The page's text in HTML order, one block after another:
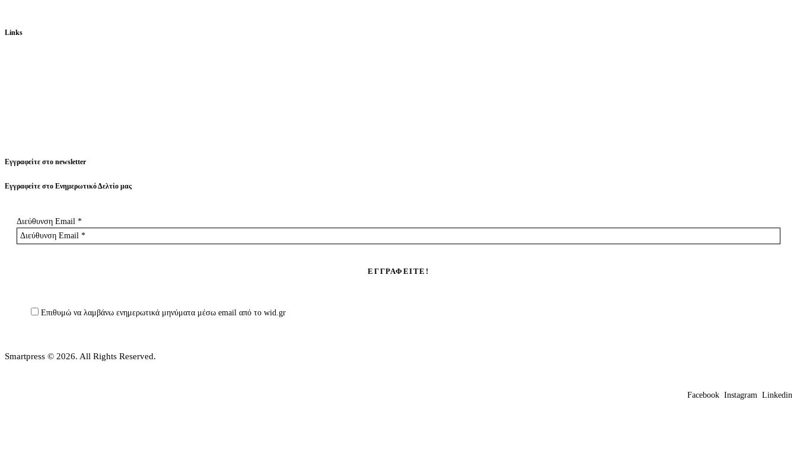
Links
Εγγραφείτε στο newsletter
Εγγραφείτε στο Ενημερωτικό Δελτίο μας
Διεύθυνση Email *
Επιθυμώ να λαμβάνω ενημερωτικά μηνύματα μέσω email από το wid.gr
Smartpress © 2026. All Rights Reserved.
Facebook Instagram Linkedin